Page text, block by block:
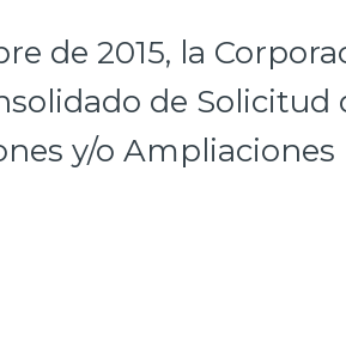
de 2015, la
de Solicitud
y/o Ampliaciones